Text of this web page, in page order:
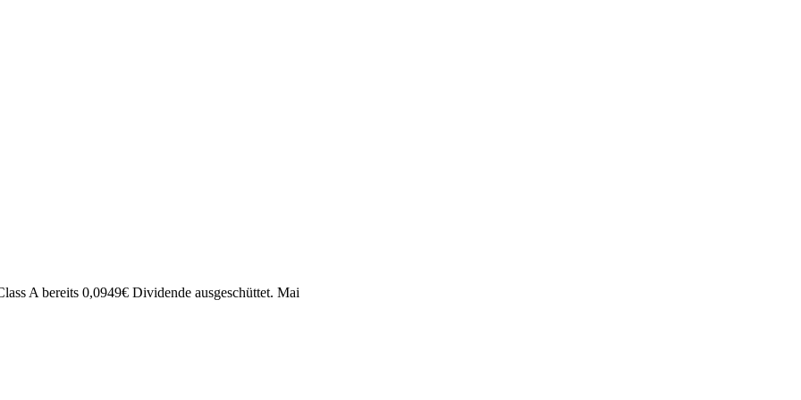
A bereits 0,0949€ Dividende ausgeschüttet. Mai